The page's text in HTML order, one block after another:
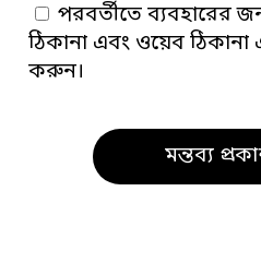
পরবর্তীতে ব্যবহারের
ঠিকানা এবং ওয়েব ঠিকানা
করুন।